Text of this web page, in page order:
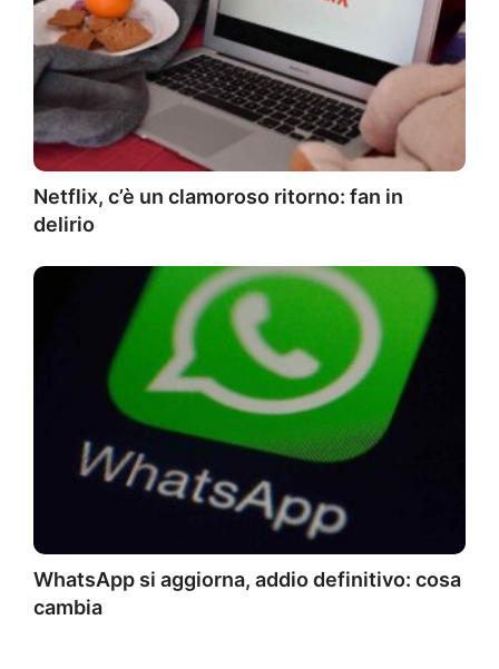
Netflix, c’è un clamoroso ritorno: fan in
delirio
WhatsApp si aggiorna, addio definitivo: cosa
cambia